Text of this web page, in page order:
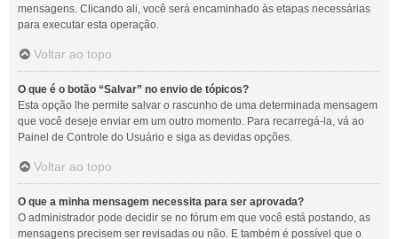
mensagens. Clicando ali, você será encaminhado às etapas necessárias
para executar esta operação.
Voltar ao topo
O que é o botão “Salvar” no envio de tópicos?
Esta opção lhe permite salvar o rascunho de uma determinada mensagem
que você deseje enviar em um outro momento. Para recarregá-la, vá ao
Painel de Controle do Usuário e siga as devidas opções.
Voltar ao topo
O que a minha mensagem necessita para ser aprovada?
O administrador pode decidir se no fórum em que você está postando, as
mensagens precisem ser revisadas ou não. E também é possível que o